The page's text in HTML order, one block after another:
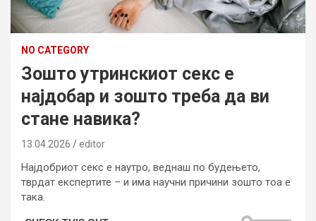
NO CATEGORY
Зошто утринскиот секс е
најдобар и зошто треба да ви
стане навика?
13.04.2026 editor
Најдобриот секс е наутро, веднаш по будењето,
тврдат експертите – и има научни причини зошто тоа е
така.